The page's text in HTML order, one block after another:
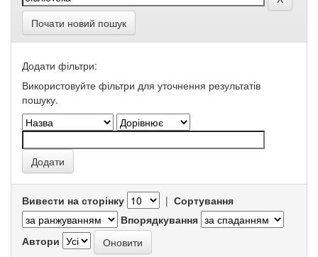
Почати новий пошук
Додати фільтри:
Використовуйте фільтри для уточнення результатів
пошуку.
Вивести на сторінку | Сортування
Впорядкування
Автори